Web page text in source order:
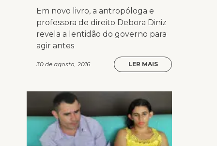
Em novo livro, a antropóloga e
professora de direito Debora Diniz
revela a lentidão do governo para
agir antes
30 de agosto, 2016 LER MAIS